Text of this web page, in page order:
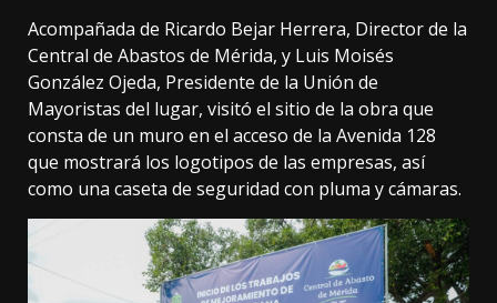
Acompañada de Ricardo Bejar Herrera, Director de la
Central de Abastos de Mérida, y Luis Moisés
González Ojeda, Presidente de la Unión de
Mayoristas del lugar, visitó el sitio de la obra que
consta de un muro en el acceso de la Avenida 128
que mostrará los logotipos de las empresas, así
como una caseta de seguridad con pluma y cámaras.